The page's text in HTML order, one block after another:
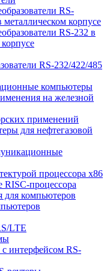
RS-
корпусе
RS-232 в
RS-232/422/485
компьютеры
на железной
применений
для нефтегазовой
процессора x86
процессора
компьютеров
LTE
интерфейсом RS-